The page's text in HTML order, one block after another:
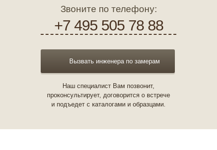
Звоните по телефону:
+7 495 505 78 88
Вызвать инженера по замерам
Наш специалист Вам позвонит,
проконсультирует, договорится о встрече
и подъедет с каталогами и образцами.